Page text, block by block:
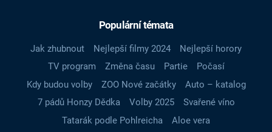
Populární témata
Jak zhubnout Nejlepší filmy 2024
Nejlepší horory
TV program
Změna času Partie
Počasí
Kdy budou volby
ZOO Nové začátky
Auto – katalog
7 pádů Honzy Dědka
Volby 2025
Svařené víno
Tatarák podle Pohlreicha
Aloe vera